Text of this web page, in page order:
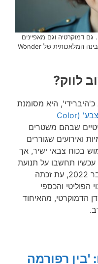
דמוקרטיה וגם מאפיינים
אוטוריטריים. התמונה עובדה במערכת הבינה המלאכותית של Wonder
לווק?
היא מסומנת
'מהפכת צבע' (Color
שבהם משטרים
ואירועים שגוררים
בכוח צבאי ישיר, אך
עכשיו תחשבו על תנועת
המחאה שלנו, הפועלת מאז נובמבר 2022, עת זכתה
הפוליטי והכספי
הדמוקרטי, מהאיחוד
רפורמה